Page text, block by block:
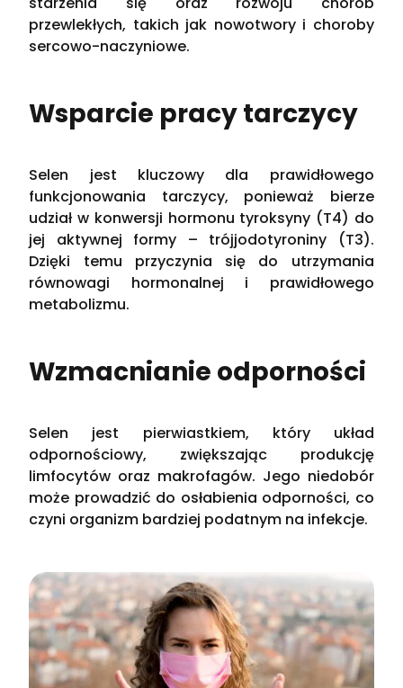
przewlekłych, takich jak nowotwory i choroby
sercowo-naczyniowe​.
Wsparcie pracy tarczycy
Selen jest kluczowy dla prawidłowego
funkcjonowania tarczycy, ponieważ bierze
udział w konwersji hormonu tyroksyny (T4) do
jej aktywnej formy – trójjodotyroniny (T3).
Dzięki temu przyczynia się do utrzymania
równowagi hormonalnej i prawidłowego
metabolizmu​.
Wzmacnianie odporności
Selen jest pierwiastkiem, który układ
odpornościowy, zwiększając produkcję
limfocytów oraz makrofagów. Jego niedobór
może prowadzić do osłabienia odporności, co
czyni organizm bardziej podatnym na infekcje.